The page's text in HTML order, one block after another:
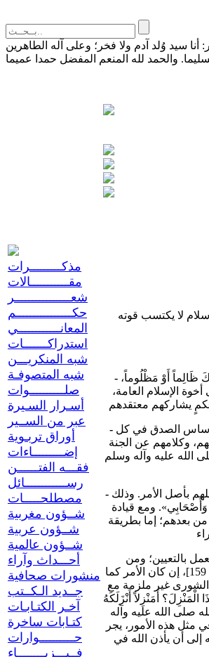
سيد وُلد آدم ولا فخر؛ وعلى آله الطاهرين
مذكـــــــــرات
مقـــــــــــالات
شعــــــــــــــــر
حكــــــــــــــــم
المعانــــــــــــي
استدراكـــــــات
شبه المنكريـــن
شبه المتصوفـة
صلــــــــــوات
أسـرار السـيرة
عبر من الســير
أوراق تربـوية
إضـــــــــاءات
فقـــه الفتــــــن
رســــــــــــائل
مصطلحـــــات
شــؤون مغربية
شــؤون عربية
شــؤون عالمية
أحـــداث وآراء
منشورات صحافية
جــديد الـكــتب
آخـر الكتـابـات
كتـابات ساخرة
حــــــــــوارات
فــيـــزيــــــــاء
- ظَالِماً أَوْ مَظْلُوماً،
الإسلام العامة،
- أساس الصدق في كل
وكلامهم عن الجنة
الله عليه وآله وسلم
- بأصل الأمر. وذلك
وَأَصْحَابِي». ومع قيادة
بعدهم؛ إما بطريقة
دونها يكون العمل بالاقتراع. وقد يسأل سائل: فلِمَ أمر الله رسوله صلى الله عليه وآله وسلم بمشاورة أصحابه كما في قوله تعالى: {وَشَاوِرْهُمْ فِي الْأَمْرِ} [آل عمران: 159]، إن كان الأمر كما
الشورى غير ملزمة مع
الْمَنْزِلَ؟ أَمَنْزِلاً أَنْزَلَكَهُ
صلى الله عليه وآله
مثل هذه الأمور، يجر
إلى أن يأذن الله في